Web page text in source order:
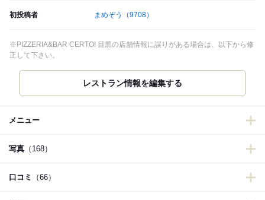
初投稿者 まめぞう （9708）
※PIZZERIA&BAR CERTO! 目黒の店舗情報に誤りがある場合は、以下から修
正して下さい。
レストラン情報を編集する
メニュー
写真 （168）
口コミ （66）